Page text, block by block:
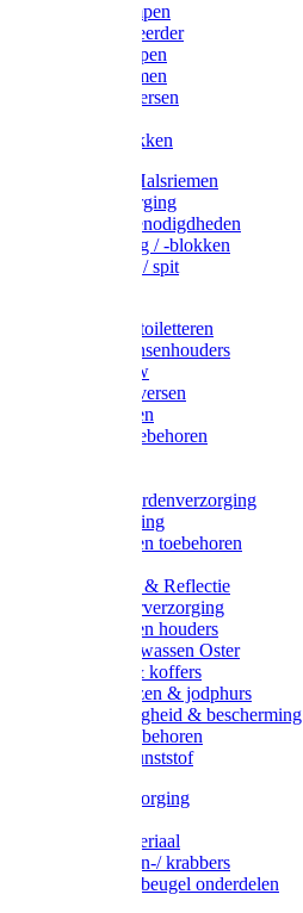
Warmtelampen
Staartcoupeerder
Biggenkappen
Neuskrammen
Varken diversen
Varkensbakken
Halsters / Halsriemen
Hoefverzorging
Lammer benodigdheden
Ramdektuig / -blokken
Vastzetpen / spit
Poetsen & toiletteren
Zadel-/Trensenhouders
Halstertouw
Halsters diversen
Hoofdstellen
Zadel & toebehoren
Rapide paardenverzorging
Ruiter kleding
Hoofdstellen toebehoren
Verlichting & Reflectie
Rapide leerverzorging
Likstenen en houders
Poetsen & wassen Oster
Poetssets & koffers
Ruiter laarzen & jodphurs
Ruiter veiligheid & bescherming
Ruiter - toebehoren
Voerbak kunststof
Klauwverzorging
Injectiemateriaal
Hoefmessen-/ krabbers
Hoefbekapbeugel onderdelen